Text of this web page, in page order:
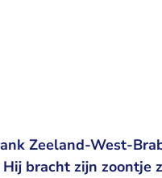
Zeeland-West-
bracht zijn zoontje